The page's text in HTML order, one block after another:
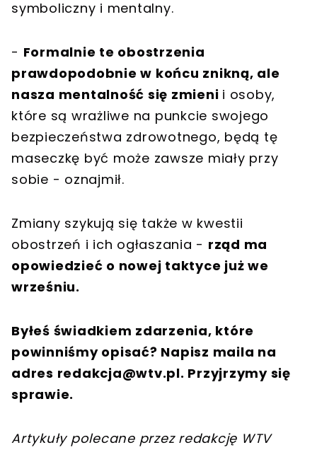
symboliczny i mentalny.
- Formalnie te obostrzenia
prawdopodobnie w końcu znikną, ale
nasza mentalność się zmieni i osoby,
które są wrażliwe na punkcie swojego
bezpieczeństwa zdrowotnego, będą tę
maseczkę być może zawsze miały przy
sobie - oznajmił.
Zmiany szykują się także w kwestii
obostrzeń i ich ogłaszania - rząd ma
opowiedzieć o nowej taktyce już we
wrześniu.
Byłeś świadkiem zdarzenia, które
powinniśmy opisać? Napisz maila na
adres redakcja@wtv.pl. Przyjrzymy się
sprawie.
Artykuły polecane przez redakcję WTV